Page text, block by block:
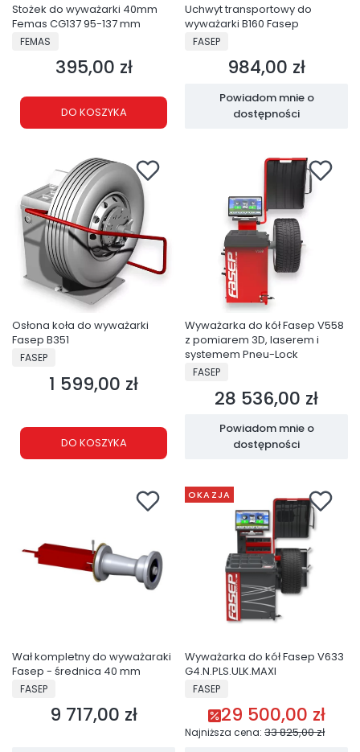
Stożek do wyważarki 40mm
Femas CG137 95-137 mm
PRODUCENT
FEMAS
Cena
395,00 zł
DO KOSZYKA
Uchwyt transportowy do
wyważarki B160 Fasep
PRODUCENT
FASEP
Cena
984,00 zł
Powiadom mnie o
dostępności
Osłona koła do wyważarki
Fasep B351
PRODUCENT
FASEP
Cena
1 599,00 zł
DO KOSZYKA
Wyważarka do kół Fasep V558
z pomiarem 3D, laserem i
systemem Pneu-Lock
PRODUCENT
FASEP
Cena
28 536,00 zł
Powiadom mnie o
dostępności
Wał kompletny do wyważaraki
Fasep - średnica 40 mm
PRODUCENT
FASEP
Cena
9 717,00 zł
OKAZJA
Wyważarka do kół Fasep V633
G4.N.PLS.ULK.MAXI
PRODUCENT
FASEP
Cena promocyjna
29 500,00 zł
Najniższa cena: 33 825,00 zł